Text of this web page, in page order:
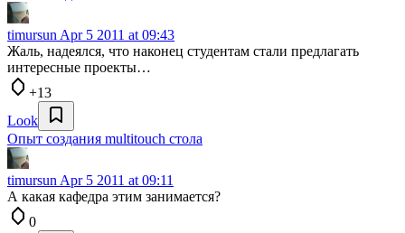
timursun Apr 5 2011 at 09:43
Жаль, надеялся, что наконец студентам стали предлагать
интересные проекты…
+13
Look
Опыт создания multitouch стола
timursun Apr 5 2011 at 09:11
А какая кафедра этим занимается?
0